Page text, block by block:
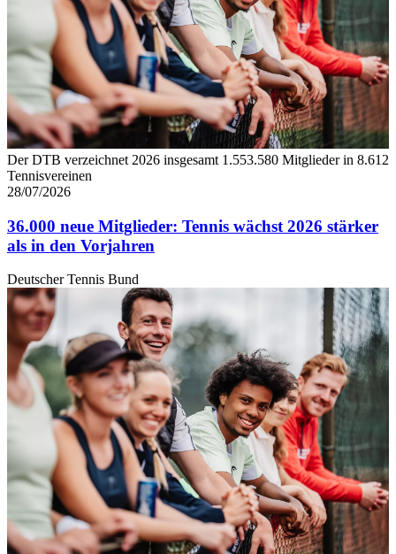
Der DTB verzeichnet 2026 insgesamt 1.553.580 Mitglieder in 8.612
Tennisvereinen
28/07/2026
36.000 neue Mitglieder: Tennis wächst 2026 stärker
als in den Vorjahren
Deutscher Tennis Bund